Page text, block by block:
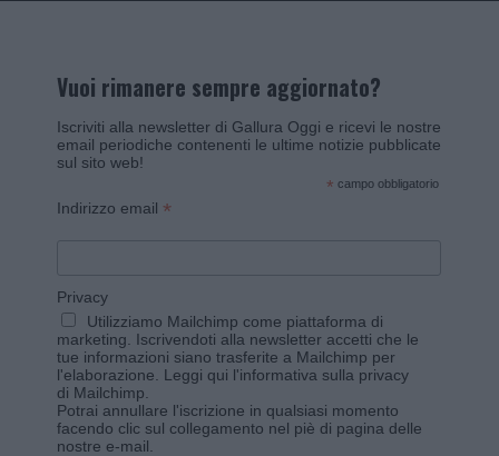
Vuoi rimanere sempre aggiornato?
Iscriviti alla newsletter di Gallura Oggi e ricevi le nostre
email periodiche contenenti le ultime notizie pubblicate
sul sito web!
* campo obbligatorio
Indirizzo email *
Privacy
Utilizziamo Mailchimp come piattaforma di
marketing. Iscrivendoti alla newsletter accetti che le
tue informazioni siano trasferite a Mailchimp per
l'elaborazione. Leggi qui l'informativa sulla privacy
di Mailchimp
Potrai annullare l'iscrizione in qualsiasi momento
facendo clic sul collegamento nel piè di pagina delle
nostre e-mail.